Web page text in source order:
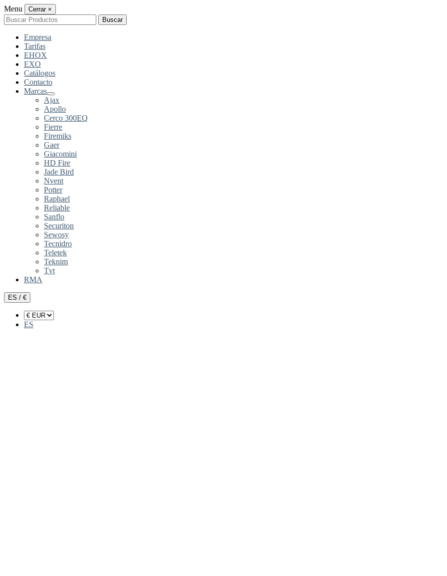
Menu Cerrar ×
Buscar
por:
Buscar
Empresa
Tarifas
EHOX
EXO
Catálogos
Contacto
Marcas
Ajax
Apollo
Cerco 300EQ
Fierre
Firemiks
Gaer
Giacomini
HD Fire
Jade Bird
Nvent
Potter
Raphael
Reliable
Sanflo
Securiton
Sewosy
Tecnidro
Teletek
Teknim
Tvt
RMA
ES / €
ES